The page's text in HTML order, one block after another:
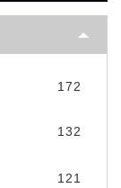
172
132
121